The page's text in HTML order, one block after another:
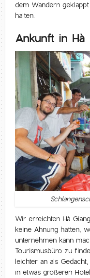
dem Wandern
halten.
Ankunft in Hà
Wir erreichten Hà
keine Ahnung hatten,
unternehmen kann
Tourismusbüro zu
leichter an als
in etwas größeren